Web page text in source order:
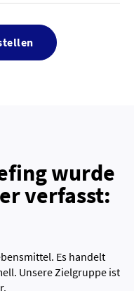
wurde
verfasst:
Es handelt
Unsere Zielgruppe ist